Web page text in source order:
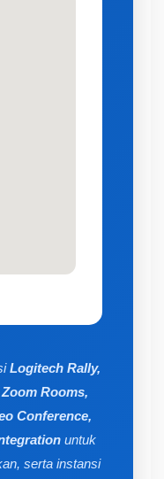
Logitech Rally,
Rooms,
Conference,
untuk
serta instansi